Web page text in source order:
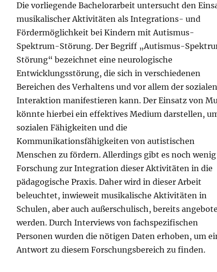
Die vorliegende Bachelorarbeit untersucht den
musikalischer Aktivitäten als Integrations- und
Fördermöglichkeit bei Kindern mit Autismus-
Spektrum-Störung. Der Begriff „Autismus-
Störung“ bezeichnet eine neurologische
Entwicklungsstörung, die sich in verschiedenen
Bereichen des Verhaltens und vor allem der
Interaktion manifestieren kann. Der Einsatz von
könnte hierbei ein effektives Medium darstellen,
sozialen Fähigkeiten und die
Kommunikationsfähigkeiten von autistischen
Menschen zu fördern. Allerdings gibt es noch wenig
Forschung zur Integration dieser Aktivitäten in die
pädagogische Praxis. Daher wird in dieser Arbeit
beleuchtet, inwieweit musikalische Aktivitäten in
Schulen, aber auch außerschulisch, bereits
werden. Durch Interviews von fachspezifischen
Personen wurden die nötigen Daten erhoben, um
Antwort zu diesem Forschungsbereich zu finden.